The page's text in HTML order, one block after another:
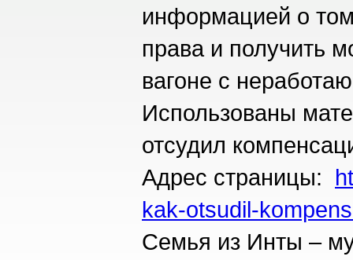
информацией о
права и получить
вагоне с
Использованы
отсудил
Адрес страницы:
kak-otsudil-
Семья из Инты –